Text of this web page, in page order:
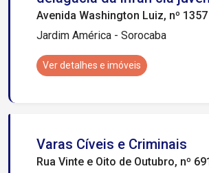
Avenida Washington Luiz, nº 1357
Jardim América - Sorocaba
Ver detalhes e imóveis
Varas Cíveis e Criminais
Rua Vinte e Oito de Outubro, nº